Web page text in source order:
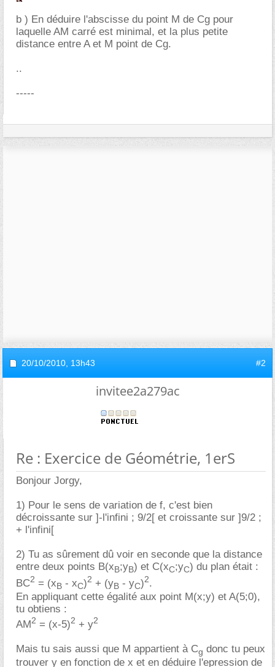
b ) En déduire l'abscisse du point M de Cg pour
laquelle AM carré est minimal, et la plus petite
distance entre A et M point de Cg.
..
-----
20/10/2010, 13h43 #2
invitee2a279ac
Re : Exercice de Géométrie, 1erS
Bonjour Jorgy,
1) Pour le sens de variation de f, c'est bien
décroissante sur ]-l'infini ; 9/2[ et croissante sur ]9/2 ;
+ l'infini[
2) Tu as sûrement dû voir en seconde que la distance
entre deux points B(xB;yB) et C(xC;yC) du plan était :
BC2 = (xB - xC)2 + (yB - yC)2.
En appliquant cette égalité aux point M(x;y) et A(5;0),
tu obtiens :
AM2 = (x-5)2 + y2
Mais tu sais aussi que M appartient à Cg donc tu peux
trouver y en fonction de x et en déduire l'epression de